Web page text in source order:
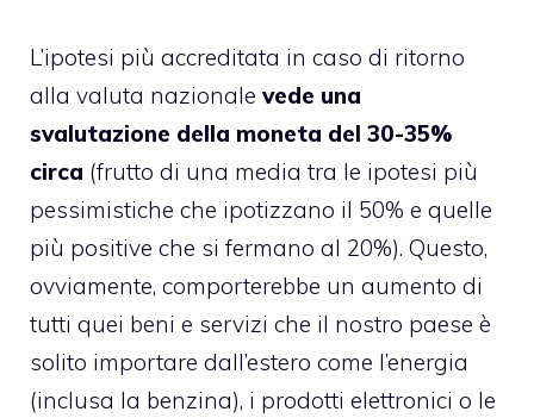
L’ipotesi più accreditata in caso di ritorno
alla valuta nazionale vede una
svalutazione della moneta del 30-35%
circa (frutto di una media tra le ipotesi più
pessimistiche che ipotizzano il 50% e quelle
più positive che si fermano al 20%). Questo,
ovviamente, comporterebbe un aumento di
tutti quei beni e servizi che il nostro paese è
solito importare dall’estero come l’energia
(inclusa la benzina), i prodotti elettronici o le